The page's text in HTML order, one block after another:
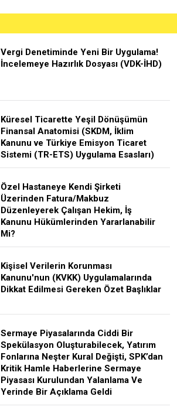
Vergi Denetiminde Yeni Bir Uygulama!
İncelemeye Hazırlık Dosyası (VDK-İHD)
Küresel Ticarette Yeşil Dönüşümün
Finansal Anatomisi (SKDM, İklim
Kanunu ve Türkiye Emisyon Ticaret
Sistemi (TR-ETS) Uygulama Esasları)
Özel Hastaneye Kendi Şirketi
Üzerinden Fatura/Makbuz
Düzenleyerek Çalışan Hekim, İş
Kanunu Hükümlerinden Yararlanabilir
Mi?
Kişisel Verilerin Korunması
Kanunu'nun (KVKK) Uygulamalarında
Dikkat Edilmesi Gereken Özet Başlıklar
Sermaye Piyasalarında Ciddi Bir
Spekülasyon Oluşturabilecek, Yatırım
Fonlarına Neşter Kural Değişti, SPK’dan
Kritik Hamle Haberlerine Sermaye
Piyasası Kurulundan Yalanlama Ve
Yerinde Bir Açıklama Geldi